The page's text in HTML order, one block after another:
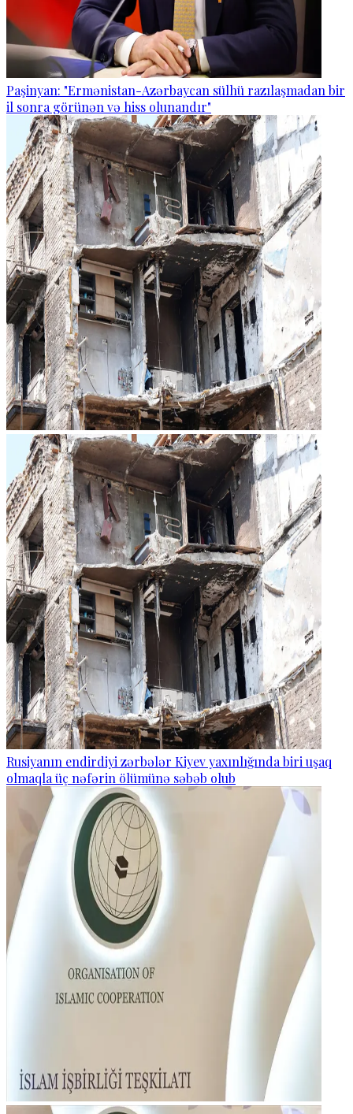
Paşinyan: "Ermənistan-Azərbaycan sülhü razılaşmadan bir
il sonra görünən və hiss olunandır"
Rusiyanın endirdiyi zərbələr Kiyev yaxınlığında biri uşaq
olmaqla üç nəfərin ölümünə səbəb olub